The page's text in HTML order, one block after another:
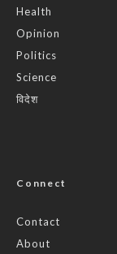
Health
Opinion
Politics
Science
विदेश
Connect
Contact
About